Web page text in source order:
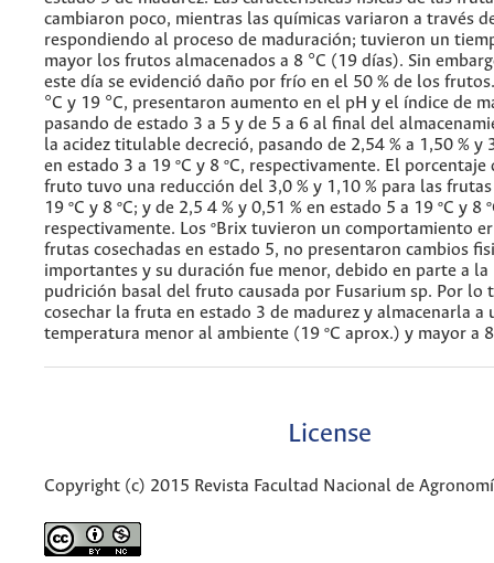
cambiaron poco, mientras las químicas variaron a través
respondiendo al proceso de maduración; tuvieron un
mayor los frutos almacenados a 8 °C (19 días). Sin
este día se evidenció daño por frío en el 50 % de los
°C y 19 °C, presentaron aumento en el pH y el índice de
pasando de estado 3 a 5 y de 5 a 6 al final del
la acidez titulable decreció, pasando de 2,54 % a 1,50 % y
en estado 3 a 19 ºC y 8 ºC, respectivamente. El porcentaje
fruto tuvo una reducción del 3,0 % y 1,10 % para las
19 ºC y 8 ºC; y de 2,5 4 % y 0,51 % en estado 5 a 19 ºC y 8
respectivamente. Los ºBrix tuvieron un comportamiento
frutas cosechadas en estado 5, no presentaron cambios
importantes y su duración fue menor, debido en parte a la
pudrición basal del fruto causada por Fusarium sp. Por lo
cosechar la fruta en estado 3 de madurez y almacenarla a
temperatura menor al ambiente (19 ºC aprox.) y mayor a 8
License
Copyright (c) 2015 Revista Facultad Nacional de